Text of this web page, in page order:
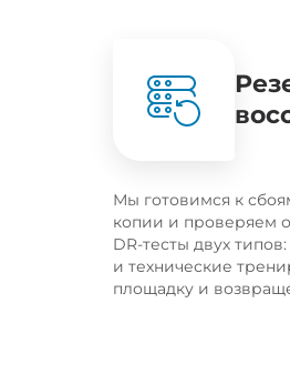
Мы готовимся к
копии и проверяем
DR-тесты двух
и технические
площадку и